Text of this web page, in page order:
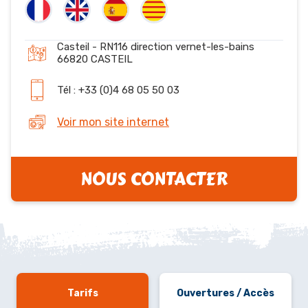
Casteil - RN116 direction vernet-les-bains
66820 CASTEIL
Tél : +33 (0)4 68 05 50 03
Voir mon site internet
NOUS CONTACTER
Tarifs Ouvertures / Accès